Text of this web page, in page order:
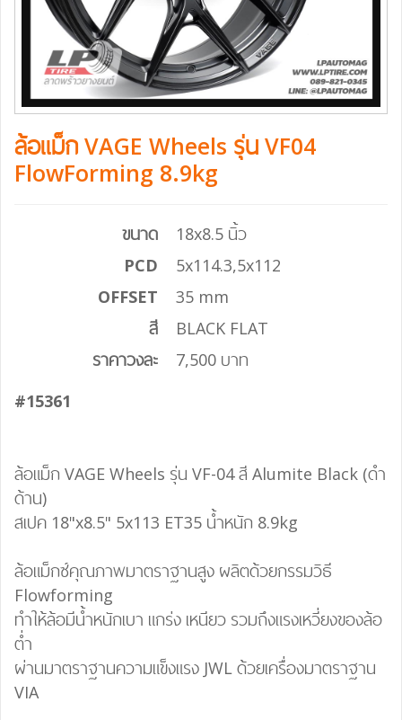
ล้อแม็ก VAGE Wheels รุ่น VF04
FlowForming 8.9kg
ขนาด
18x8.5 นิ้ว
PCD
5x114.3,5x112
OFFSET
35 mm
สี
BLACK FLAT
ราคาวงละ
7,500 บาท
#15361
ล้อแม็ก VAGE Wheels รุ่น VF-04 สี Alumite Black (ดำ
ด้าน)
สเปค 18"x8.5" 5x113 ET35 น้ำหนัก 8.9kg
ล้อแม็กซ์คุณภาพมาตราฐานสูง ผลิตด้วยกรรมวิธี
Flowforming
ทำให้ล้อมีน้ำหนักเบา แกร่ง เหนียว รวมถึงแรงเหวี่ยงของล้อ
ต่ำ
ผ่านมาตราฐานความแข็งแรง JWL ด้วยเครื่องมาตราฐาน
VIA